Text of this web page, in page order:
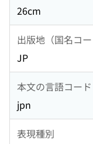
26cm
出版地（国名コー
JP
本文の言語コード
jpn
表現種別